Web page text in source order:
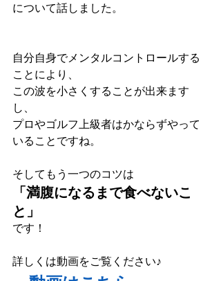
について話しました。
自分自身でメンタルコントロールする
ことにより、
この波を小さくすることが出来ます
し、
プロやゴルフ上級者はかならずやって
いることですね。
そしてもう一つのコツは
「満腹になるまで食べないこ
と」
です！
詳しくは動画をご覧ください♪